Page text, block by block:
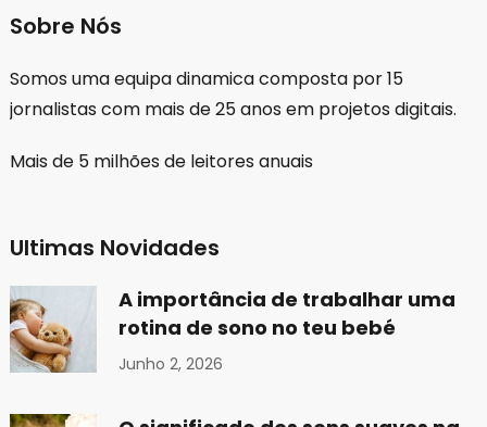
Sobre Nós
Somos uma equipa dinamica composta por 15
jornalistas com mais de 25 anos em projetos digitais.
Mais de 5 milhões de leitores anuais
Ultimas Novidades
A importância de trabalhar uma
rotina de sono no teu bebé
Junho 2, 2026